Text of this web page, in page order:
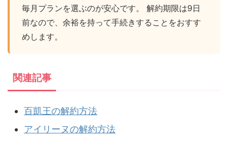
毎月プランを選ぶのが安心です。 解約期限は9日
前なので、余裕を持って手続きすることをおすす
めします。
関連記事
百凱王の解約方法
アイリーヌの解約方法